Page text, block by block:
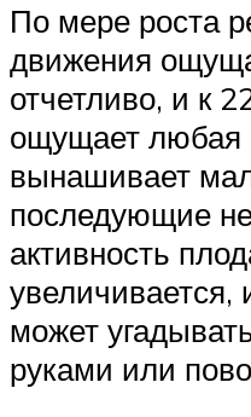
По мере роста
движения
отчетливо, и к
ощущает любая
вынашивает
последующие
активность
может
руками или